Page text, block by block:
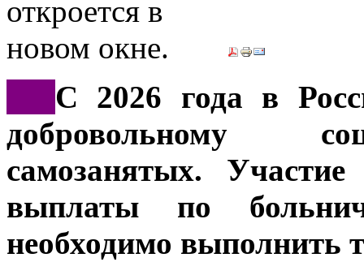
С 2026 года в
добровольному
самозанятых.
выплаты по
необходимо выполнить